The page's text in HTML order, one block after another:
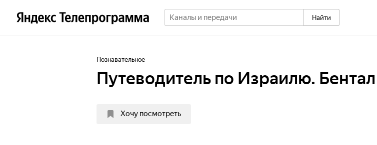
Найти
Познавательное
Путеводитель по Израилю. Бентал
Хочу посмотреть